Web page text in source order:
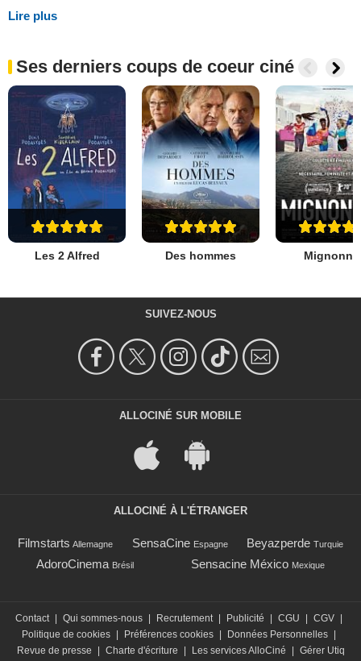
Lire plus
Ses derniers coups de coeur ciné
Les 2 Alfred Des hommes
SUIVEZ-NOUS
ALLOCINÉ SUR MOBILE
ALLOCINÉ À L'ÉTRANGER
Filmstarts Allemagne SensaCine Espagne Beyazperde Turquie
AdoroCinema Brésil Sensacine México Mexique
Contact Qui sommes-nous Recrutement Publicité CGU CGV
Politique de cookies
Préférences cookies Données Personnelles
Revue de presse
Charte d'écriture Les services AlloCiné
Gérer Utiq